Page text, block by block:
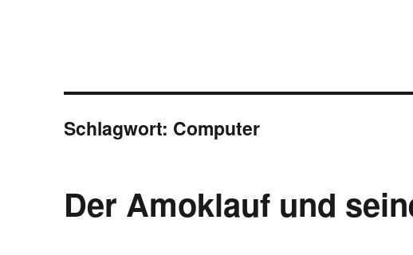
Schlagwort: Computer
Der Amoklauf und